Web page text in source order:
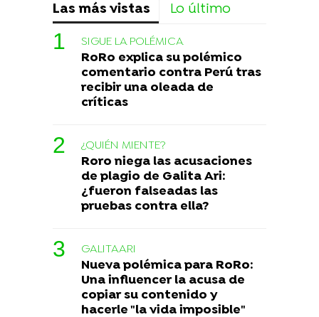
Las más vistas Lo último
SIGUE LA POLÉMICA
RoRo explica su polémico
comentario contra Perú tras
recibir una oleada de
críticas
¿QUIÉN MIENTE?
Roro niega las acusaciones
de plagio de Galita Ari:
¿fueron falseadas las
pruebas contra ella?
GALITAARI
Nueva polémica para RoRo:
Una influencer la acusa de
copiar su contenido y
hacerle "la vida imposible"